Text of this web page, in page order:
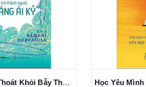
It’s Not You - Thoát Khỏi Bẫy Thao Túng Tâm Lý Và Trở Thành Người "Kháng Ái Kỉ" - Ramani Durvasula